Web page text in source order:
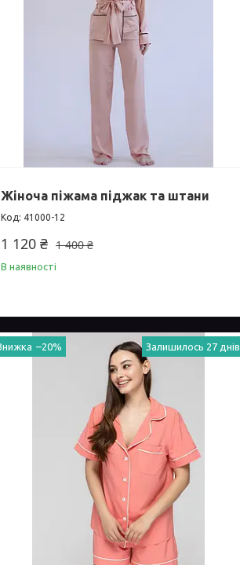
Жіноча піжама піджак та штани
41000-12
1 400 ₴
1 120 ₴
В наявності
–20% Залишилось 27 днів